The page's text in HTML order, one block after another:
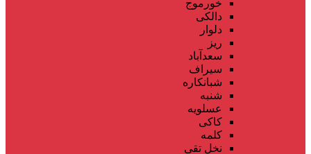
خورموج
دالکی
دلوار
ریز
سعدآباد
سیراف
شبانکاره
شنبه
عسلویه
کاکی
کلمه
نخل تقی